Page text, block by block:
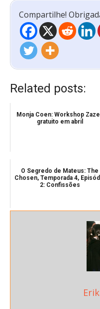
Compartilhe!
Related posts:
Monja Coen: Workshop
gratuito em abril
O Segredo de Mateus: The
Chosen, Temporada 4,
2: Confissões